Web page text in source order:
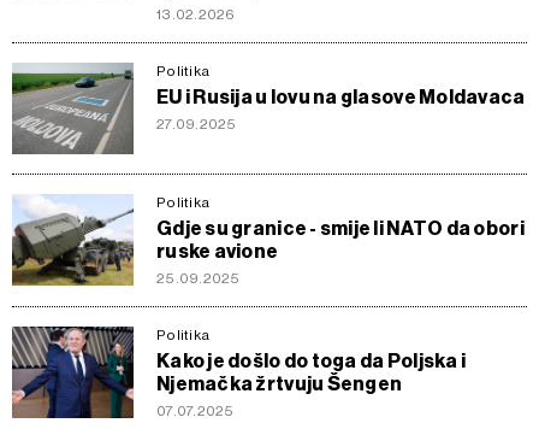
13.02.2026
Politika
EU i Rusija u lovu na glasove Moldavaca
27.09.2025
Politika
Gdje su granice - smije li NATO da obori
ruske avione
25.09.2025
Politika
Kako je došlo do toga da Poljska i
Njemačka žrtvuju Šengen
07.07.2025